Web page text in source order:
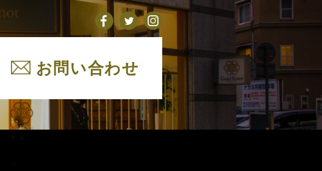
お問い合わせ